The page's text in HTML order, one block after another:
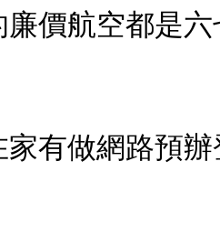
廉價航空都是
家有做網路預